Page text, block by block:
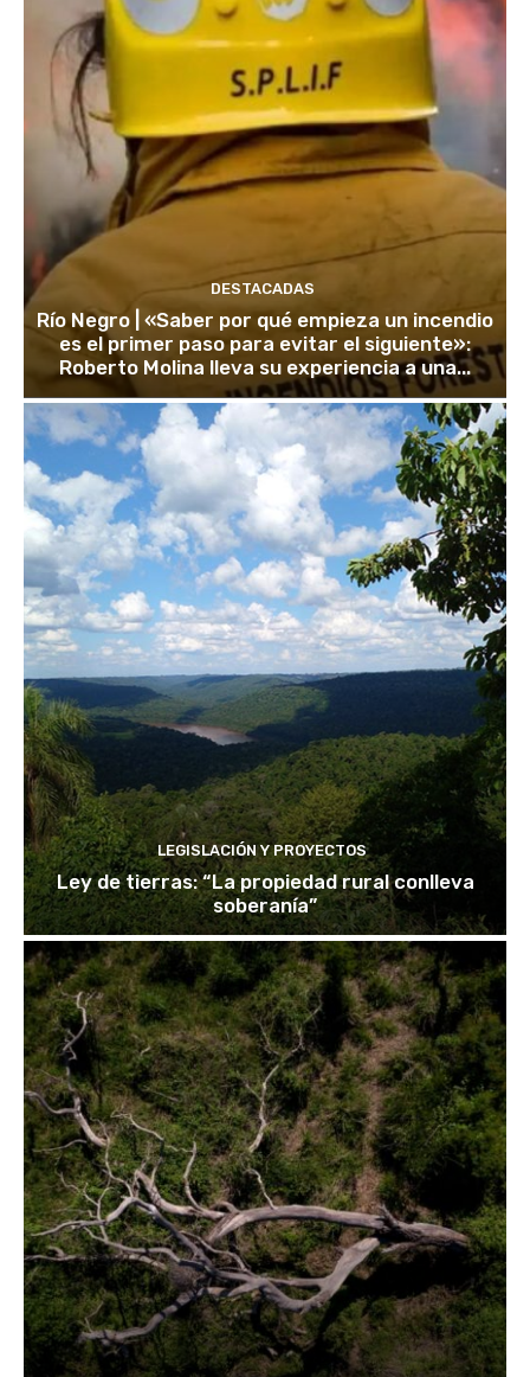
DESTACADAS
Río Negro | «Saber por qué empieza un incendio
es el primer paso para evitar el siguiente»:
Roberto Molina lleva su experiencia a una...
LEGISLACIÓN Y PROYECTOS
Ley de tierras: “La propiedad rural conlleva
soberanía”